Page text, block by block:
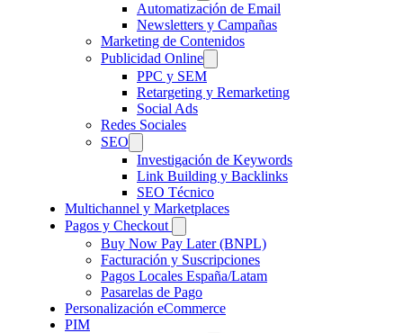
Automatización de Email
Newsletters y Campañas
Marketing de Contenidos
Publicidad Online
PPC y SEM
Retargeting y Remarketing
Social Ads
Redes Sociales
SEO
Investigación de Keywords
Link Building y Backlinks
SEO Técnico
Multichannel y Marketplaces
Pagos y Checkout
Buy Now Pay Later (BNPL)
Facturación y Suscripciones
Pagos Locales España/Latam
Pasarelas de Pago
Personalización eCommerce
PIM